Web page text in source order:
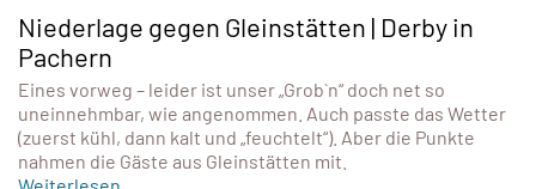
Niederlage gegen Gleinstätten | Derby in
Pachern
Eines vorweg – leider ist unser „Grob`n“ doch net so
uneinnehmbar, wie angenommen. Auch passte das Wetter
(zuerst kühl, dann kalt und „feuchtelt“). Aber die Punkte
nahmen die Gäste aus Gleinstätten mit.